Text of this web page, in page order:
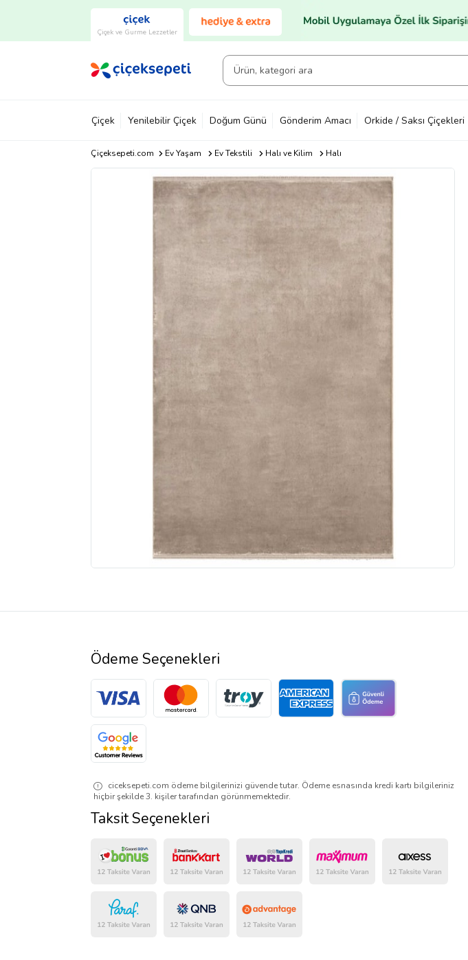
Çiçek ve Gurme Lezzetler
Çiçek Yenilebilir Çiçek Doğum Günü Gönderim Amacı Orkide / Saksı Çiçekleri
Çiçeksepeti.com Ev Yaşam Ev Tekstili Halı ve Kilim Halı
Ödeme Seçenekleri
ciceksepeti.com ödeme bilgilerinizi güvende tutar. Ödeme esnasında kredi kartı bilgileriniz
hiçbir şekilde 3. kişiler tarafından görünmemektedir.
Taksit Seçenekleri